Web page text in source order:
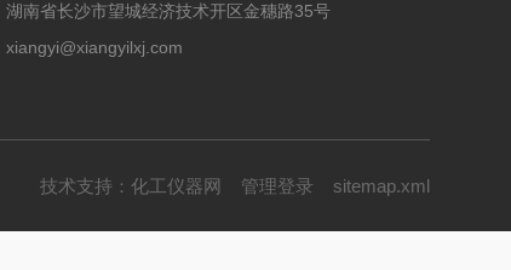
湖南省长沙市望城经济技术开区金穗路35号
xiangyi@xiangyilxj.com
技术支持： 化工仪器网 管理登录 sitemap.xml